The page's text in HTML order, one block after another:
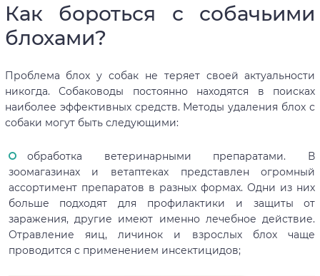
Как бороться с собачьими
блохами?
Проблема блох у собак не теряет своей актуальности
никогда. Собаководы постоянно находятся в поисках
наиболее эффективных средств. Методы удаления блох с
собаки могут быть следующими:
обработка ветеринарными препаратами. В
зоомагазинах и ветаптеках представлен огромный
ассортимент препаратов в разных формах. Одни из них
больше подходят для профилактики и защиты от
заражения, другие имеют именно лечебное действие.
Отравление яиц, личинок и взрослых блох чаще
проводится с применением инсектицидов;